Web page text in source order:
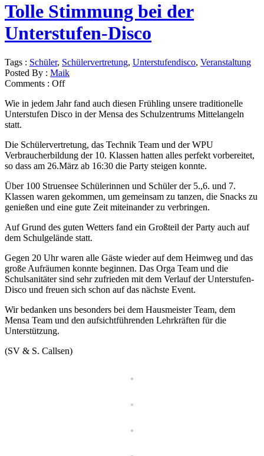
Tolle Stimmung bei der
Unterstufen-Disco
Tags : Schüler, Schülervertretung, Unterstufendisco, Veranstaltung
Posted By : Maik
Comments : Off
Wie in jedem Jahr fand auch diesen Frühling unsere traditionelle
Unterstufen Disco in der Mensa des Schulzentrums Mittelangeln
statt.
Die Schülervertretung, das Technik Team und der WPU
Verbraucherbildung der 10. Klassen hatten alles perfekt vorbereitet,
so dass am 26.März ab 16:30 die Party steigen konnte.
Über 100 Struensee Schülerinnen und Schüler der 5.,6. und 7.
Klassen waren gekommen, um gemeinsam zu tanzen, die Snacks zu
genießen und eine gute Zeit miteinander zu verbringen.
Auf Grund des guten Wetters fand ein Großteil der Party auch auf
dem Schulgelände statt.
Gegen 20 Uhr waren alle Gäste wieder auf dem Heimweg und das
große Aufräumen konnte beginnen. Das Orga Team und die
Schulsanitäter sind sehr zufrieden mit dem Verlauf der Unterstufen-
Disco und freuen sich schon auf das nächste Event.
Wir bedanken uns besonders bei dem Hausmeister Team, dem
Mensa Team und den aufsichtführenden Lehrkräften für die
Unterstützung.
(SV & S. Callsen)